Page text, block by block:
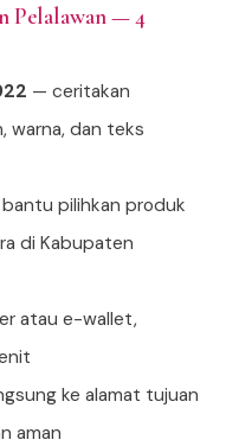
Pelalawan — 4
— ceritakan
warna, dan teks
pilihkan produk
di Kabupaten
atau e-wallet,
ke alamat tujuan
aman